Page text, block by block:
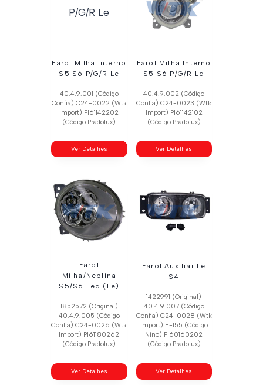
Farol Milha Interno
S5 S6 P/G/R Le
40.4.9.001 (Código
Confia) C24-0022 (Wtk
Import) Pl61142202
(Código Pradolux)
Ver Detalhes
Farol Milha Interno
S5 S6 P/G/R Ld
40.4.9.002 (Código
Confia) C24-0023 (Wtk
Import) Pl61142102
(Código Pradolux)
Ver Detalhes
Farol
Milha/Neblina
S5/S6 Led (Le)
1852572 (Original)
40.4.9.005 (Código
Confia) C24-0026 (Wtk
Import) Pl61180262
(Código Pradolux)
Ver Detalhes
Farol Auxiliar Le
S4
1422991 (Original)
40.4.9.007 (Código
Confia) C24-0028 (Wtk
Import) F-155 (Código
Nino) Pl60160202
(Código Pradolux)
Ver Detalhes